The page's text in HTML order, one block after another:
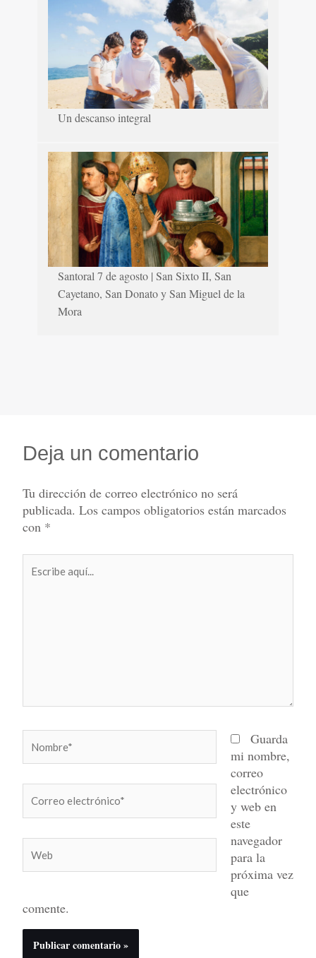
Un descanso integral
Santoral 7 de agosto | San Sixto II, San
Cayetano, San Donato y San Miguel de la
Mora
Deja un comentario
Tu dirección de correo electrónico no será
publicada. Los campos obligatorios están marcados
con *
aquí...
electrónico*
Guarda
mi nombre,
correo
electrónico
y web en
este
navegador
para la
próxima vez
que
comente.